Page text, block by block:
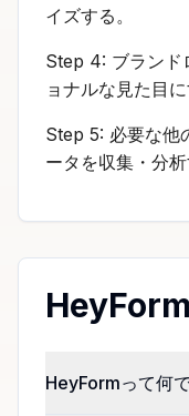
イズする。
Step 4: ブランド
ョナルな見た目に
Step 5: 必要な他
ータを収集・分析
HeyFormって何